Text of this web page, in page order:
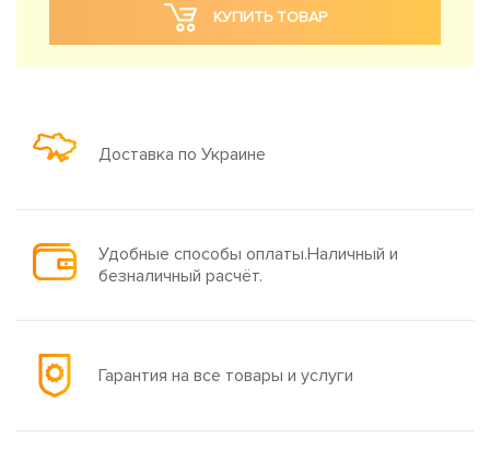
КУПИТЬ ТОВАР
Доставка по Украине
Удобные способы оплаты.Наличный и
безналичный расчёт.
Гарантия на все товары и услуги